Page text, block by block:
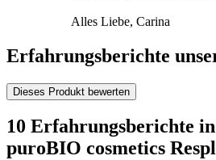
Alles Liebe, Carina
Erfahrungsberichte
Dieses Produkt bewerten
10 Erfahrungsberichte
puroBIO cosmetics